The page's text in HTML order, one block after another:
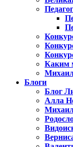
Каким
Блоги
Блог
Алла
Михаил